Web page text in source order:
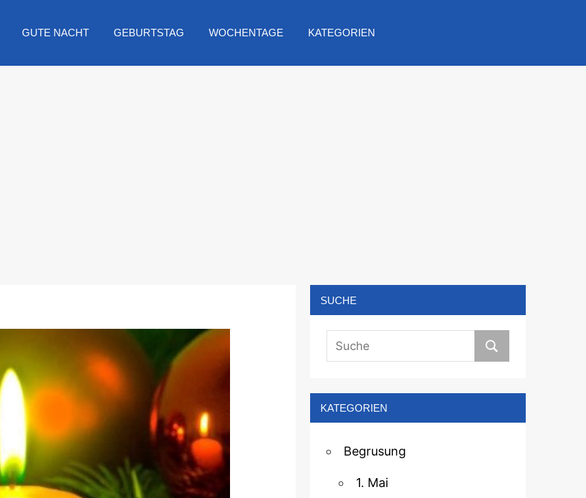
GUTE NACHT GEBURTSTAG WOCHENTAGE KATEGORIEN
SUCHE
KATEGORIEN
Begrusung
1. Mai